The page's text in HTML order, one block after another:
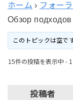
ホーム › フォー
Обзор подходов
このトピックは空です
15件の投稿を表示中 -
投稿者